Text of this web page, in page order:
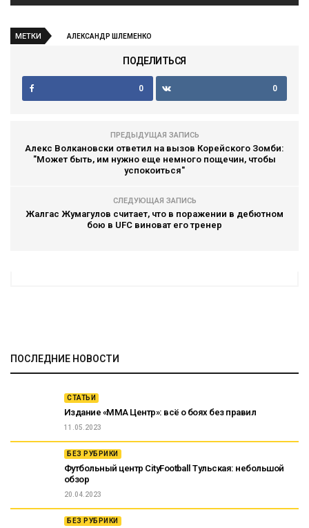
МЕТКИ АЛЕКСАНДР ШЛЕМЕНКО
ПОДЕЛИТЬСЯ
0 0
ПРЕДЫДУЩАЯ ЗАПИСЬ
Алекс Волкановски ответил на вызов Корейского Зомби:
"Может быть, им нужно еще немного пощечин, чтобы
успокоиться"
СЛЕДУЮЩАЯ ЗАПИСЬ
Жалгас Жумагулов считает, что в поражении в дебютном
бою в UFC виноват его тренер
ПОСЛЕДНИЕ НОВОСТИ
СТАТЬИ
Издание «ММА Центр»: всё о боях без правил
11.05.2023
БЕЗ РУБРИКИ
Футбольный центр CityFootball Тульская: небольшой
обзор
20.04.2023
БЕЗ РУБРИКИ